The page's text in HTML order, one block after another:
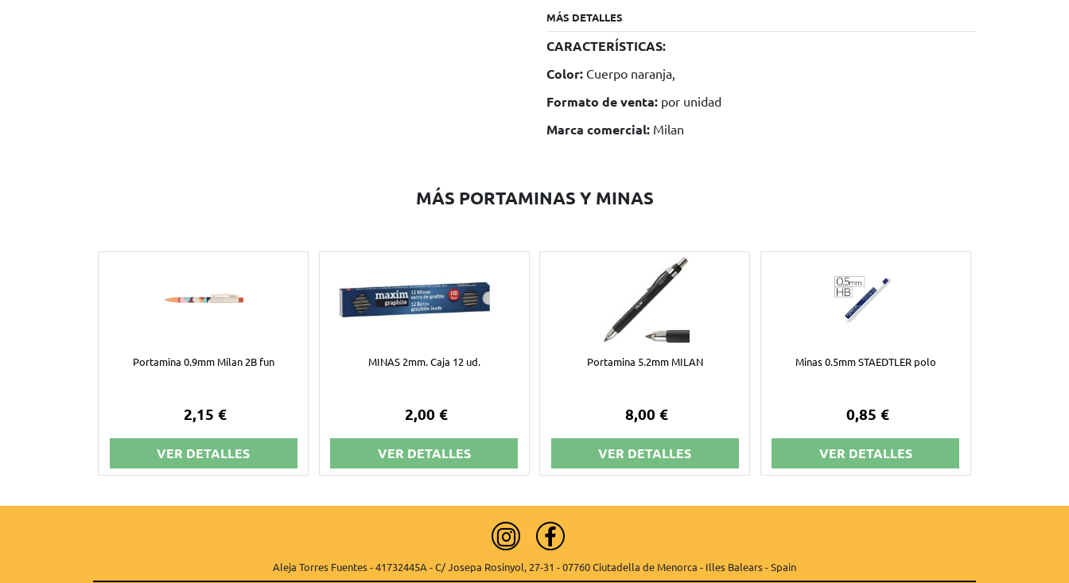
MÁS DETALLES
CARACTERÍSTICAS:
Color: Cuerpo naranja,
Formato de venta: por unidad
Marca comercial: Milan
MÁS PORTAMINAS Y MINAS
Portamina 0.9mm Milan 2B fun
2,15 €
VER DETALLES
MINAS 2mm. Caja 12 ud.
2,00 €
VER DETALLES
Portamina 5.2mm MILAN
8,00 €
VER DETALLES
Minas 0.5mm STAEDTLER polo
0,85 €
VER DETALLES
Aleja Torres Fuentes - 41732445A - C/ Josepa Rosinyol, 27-31 - 07760 Ciutadella de Menorca - Illes Balears - Spain